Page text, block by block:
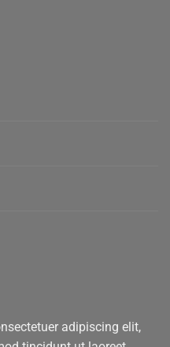
adipiscing elit,